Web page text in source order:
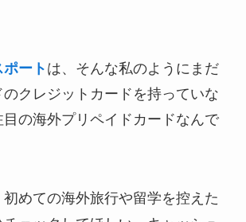
ート は、そんな私のようにまだ
クレジットカードを持っていな
の海外プリペイドカードなんで
めての海外旅行や留学を控えた